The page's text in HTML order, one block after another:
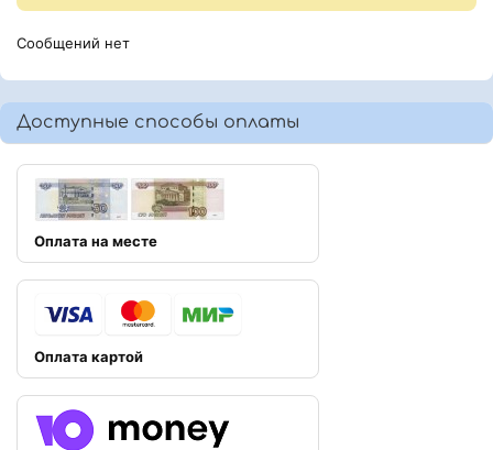
Сообщений нет
Доступные способы оплаты
Оплата на месте
Оплата картой